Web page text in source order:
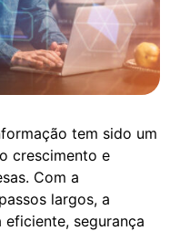
tem sido um
crescimento e
Com a
largos, a
segurança